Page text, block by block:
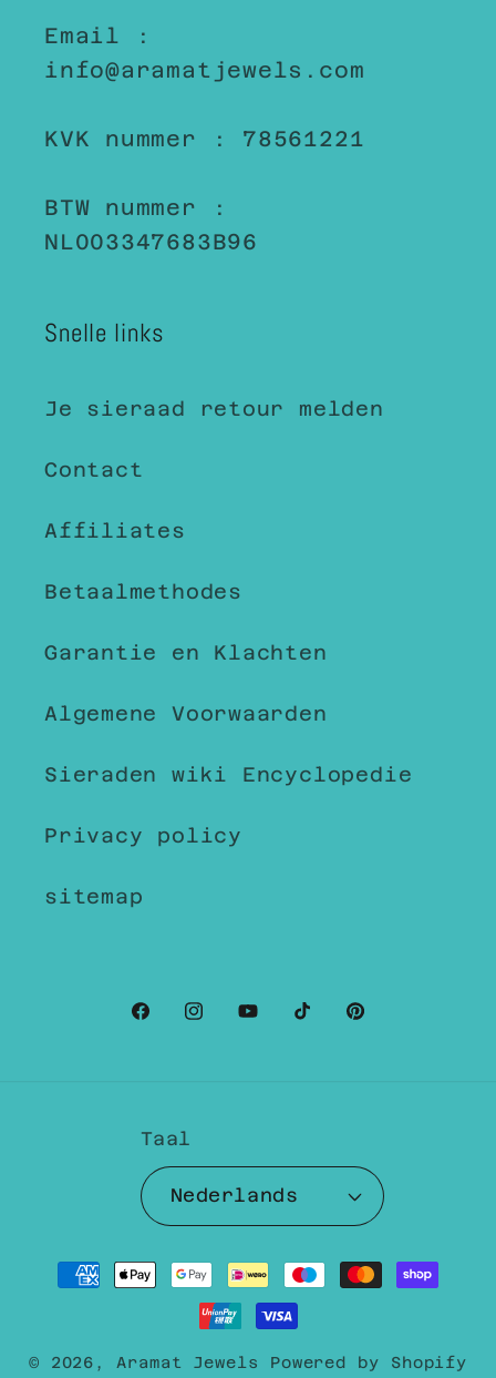
Email :
info@aramatjewels.com
KVK nummer : 78561221
BTW nummer :
NL003347683B96
Snelle links
Je sieraad retour melden
Contact
Affiliates
Betaalmethodes
Garantie en Klachten
Algemene Voorwaarden
Sieraden wiki Encyclopedie
Privacy policy
sitemap
Facebook
Instagram
YouTubeTikTokPinterest
Taal
Nederlands
Betaalmethoden
© 2026, Aramat Jewels Powered by Shopify